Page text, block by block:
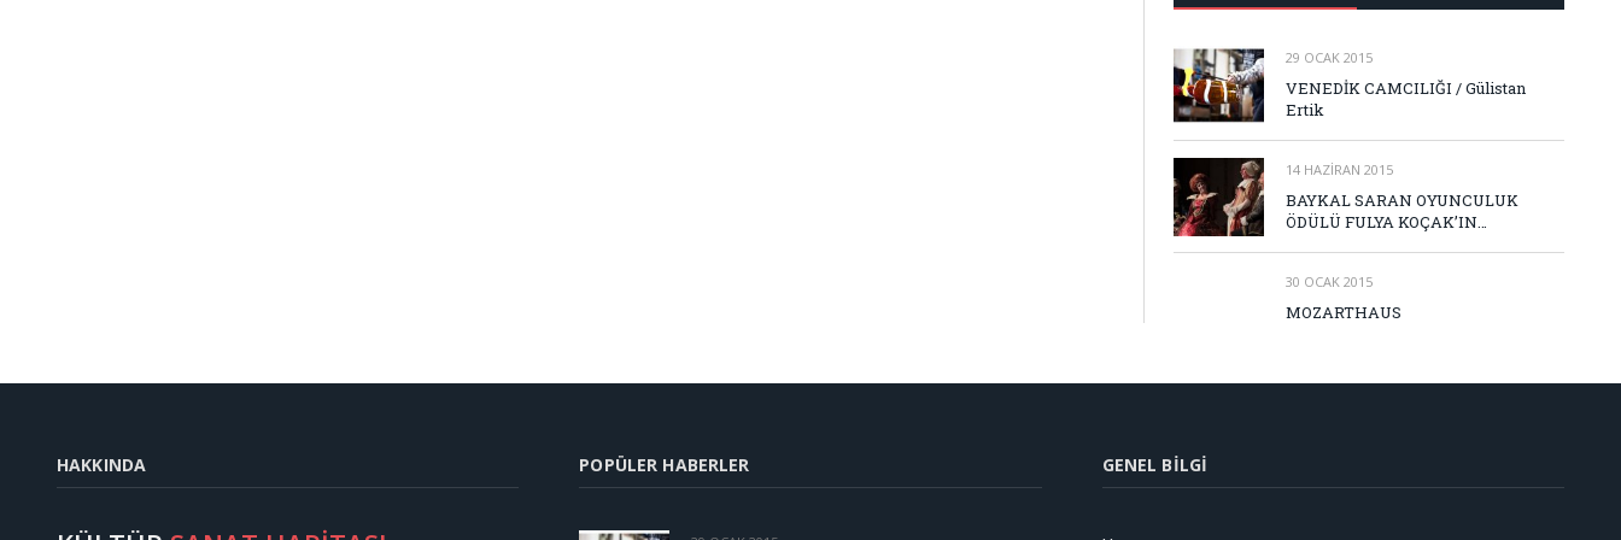
29 OCAK 2015
VENEDİK CAMCILIĞI / Gülistan
Ertik
14 HAZIRAN 2015
BAYKAL SARAN OYUNCULUK
ÖDÜLÜ FULYA KOÇAK’IN…
30 OCAK 2015
MOZARTHAUS
HAKKINDA POPÜLER HABERLER GENEL BILGI